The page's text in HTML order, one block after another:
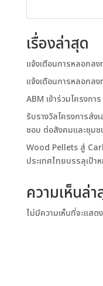
เรื่องล่าสุด
แจ้งเตือนการหลอกล
แจ้งเตือนการหลอกล
ABM เข้าร่วมโครงก
รับรางวัลโครงการส่ง
ชอบ ต่อสังคมและชุมช
Wood Pellets สู่
ประเทศไทยบรรลุเป้า
ความเห็นล่า
ไม่มีความเห็นที่จะแสดง